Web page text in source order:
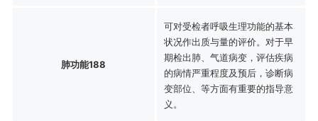
肺功能188
可对受检者呼吸生理功能的基本
状况作出质与量的评价。对于早
期检出肺、气道病变，评估疾病
的病情严重程度及预后，诊断病
变部位、等方面有重要的指导意
义。